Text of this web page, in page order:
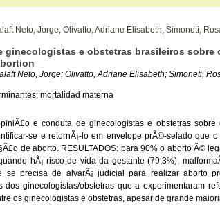
Neto, Jorge; Olivatto, Adriane Elisabeth; Simoneti,
ginecologistas e obstetras brasileiros
Neto, Jorge; Olivatto, Adriane Elisabeth; Simoneti,
mortalidad materna
e conduta de ginecologistas e obstetras
se e retornÃ¡-lo em envelope prÃ©-selado
de aborto. RESULTADOS: para 90% o aborto Ã©
hÃ¡ risco de vida da gestante (79,3%),
se precisa de alvarÃ¡ judicial para realizar
dos ginecologistas/obstetras que a experimentaram
os ginecologistas e obstetras, apesar de grande